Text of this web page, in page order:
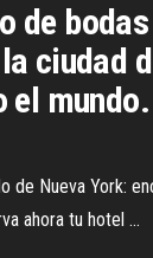
de
ciudad
el
de Nueva York:
ahora tu hotel ...